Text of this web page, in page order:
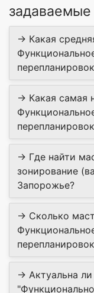
→ Какая
→ Какая самая
→ Где найти
зонирование
Запорожье?
→ Сколько
→ Актуальна